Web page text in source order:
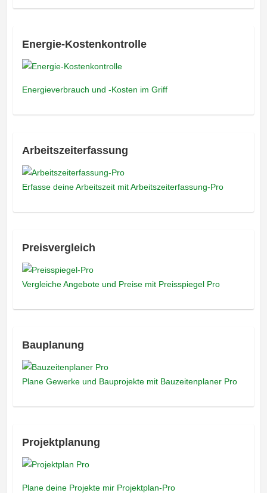
Energie-Kostenkontrolle
Energieverbrauch und -Kosten im Griff
Arbeitszeiterfassung
Erfasse deine Arbeitszeit mit Arbeitszeiterfassung-Pro
Preisvergleich
Vergleiche Angebote und Preise mit Preisspiegel Pro
Bauplanung
Plane Gewerke und Bauprojekte mit Bauzeitenplaner Pro
Projektplanung
Plane deine Projekte mir Projektplan-Pro